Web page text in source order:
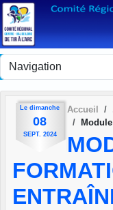
Le dimanche
08
SEPT. 2024
Accueil
Panneau de gestion